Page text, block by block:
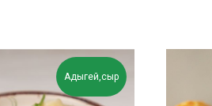
Адыгей,сыр